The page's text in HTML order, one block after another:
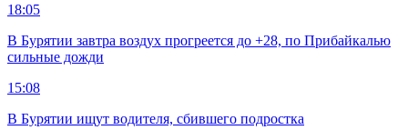
18:05
В Бурятии завтра воздух прогреется до +28, по Прибайкалью
сильные дожди
15:08
В Бурятии ищут водителя, сбившего подростка